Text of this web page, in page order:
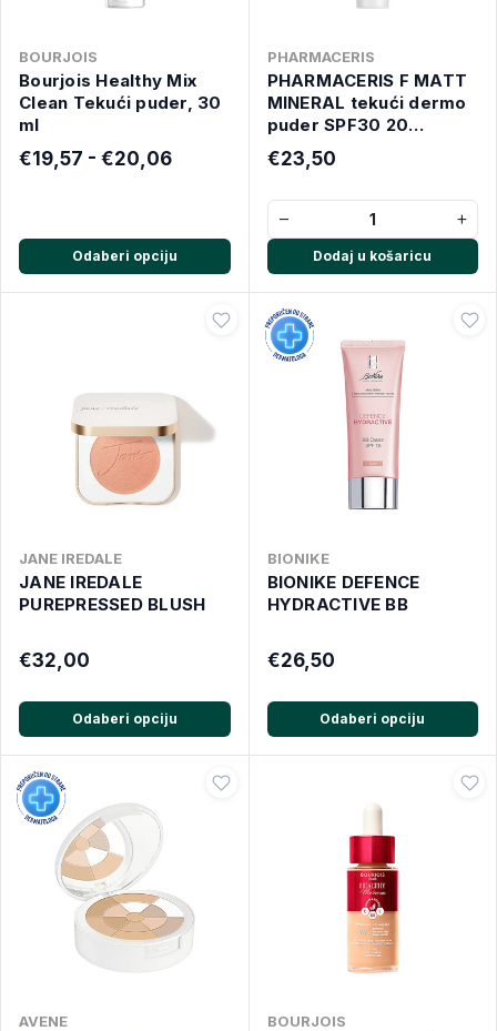
BOURJOIS
Bourjois Healthy Mix
Clean Tekući puder, 30
ml
€19,57 - €20,06
Odaberi opciju
PHARMACERIS
PHARMACERIS F MATT
MINERAL tekući dermo
puder SPF30 20
NATURAL 30ml
€23,50
− +
Dodaj u košaricu
JANE IREDALE
JANE IREDALE
PUREPRESSED BLUSH
€32,00
Odaberi opciju
BIONIKE
BIONIKE DEFENCE
HYDRACTIVE BB
€26,50
Odaberi opciju
AVENE BOURJOIS